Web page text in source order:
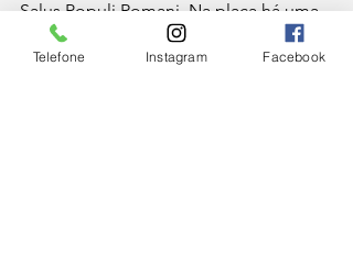
Salus Populi Romani. Na placa há uma
inscrição em latim, feita em bronze e
composta por 160 caracteres de dois
Telefone Instagram Facebook